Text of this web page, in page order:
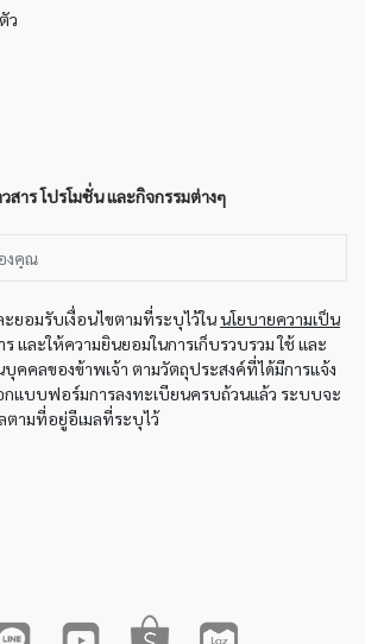
ว
าร โปรโมชั่น และกิจกรรมต่างๆ
ยอมรับเงื่อนไขตามที่ระบุไว้ในนโยบายความเป็น
และให้ความยินยอมในการเก็บรวบรวม ใช้ และ
บุคคลของข้าพเจ้า ตามวัตถุประสงค์ที่ได้มีการแจ้ง
กแบบฟอร์มการลงทะเบียนครบถ้วนแล้ว ระบบจะ
ตามที่อยู่อีเมลที่ระบุไว้